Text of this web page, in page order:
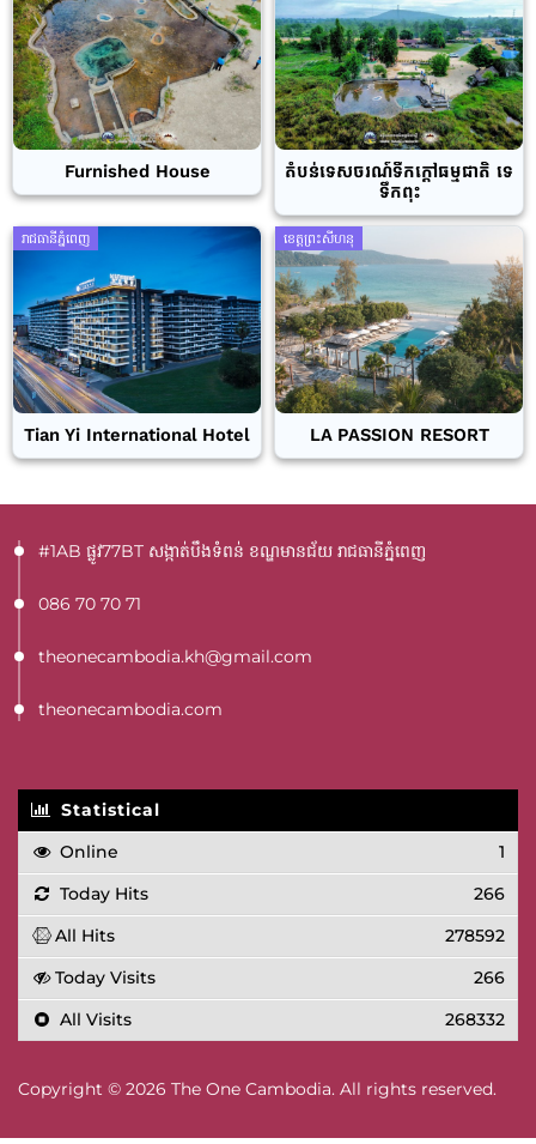
Furnished House
តំបន់ទេសចរណ៍ទឹកក្តៅធម្មជាតិ ទេ
ទឹកពុះ
រាជធានីភ្នំពេញ
Tian Yi International Hotel
ខេត្តព្រះសីហនុ
LA PASSION RESORT
#1AB ផ្លូវ77BT​ សង្កាត់បឹងទំពន់ ខណ្ឌមានជ័យ រាជធានីភ្នំពេញ
086 70 70 71
theonecambodia.kh@gmail.com
theonecambodia.com
Statistical
Online
1
Today Hits
266
All Hits
278592
Today Visits
266
All Visits
268332
Copyright © 2026 The One Cambodia. All rights reserved.